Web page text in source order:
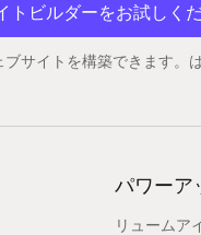
トビルダーをお試しく
サイトを構築できます。
パワーア
リュームア